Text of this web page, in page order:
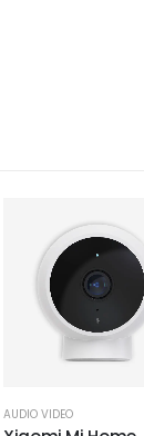
AUDIO VIDEO